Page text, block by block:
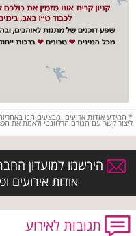
* המידע אודות ארועים ומבצעים הנו
ליצור קשר עם הגורם הרלוונטי ולאמת את
הירשמו למועדון
אודות אירועים
תגובות לאירוע